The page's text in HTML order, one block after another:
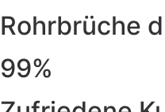
Rohrbrüche
99%